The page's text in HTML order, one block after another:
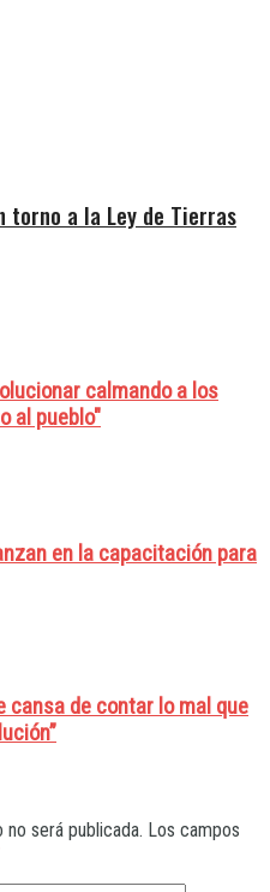
torno a la Ley de Tierras
calmando a los
al pueblo"
en la capacitación para
cansa de contar lo mal que
será publicada. Los campos